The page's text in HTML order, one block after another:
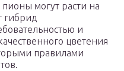
могут расти на
гибрид
и
цветения
правилами